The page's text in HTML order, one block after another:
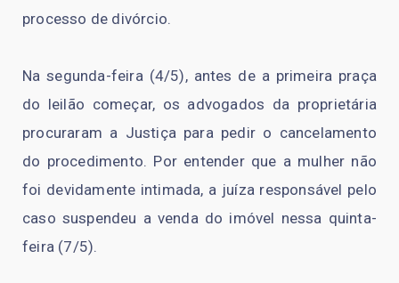
processo de divórcio.
Na segunda-feira (4/5), antes de a primeira praça
do leilão começar, os advogados da proprietária
procuraram a Justiça para pedir o cancelamento
do procedimento. Por entender que a mulher não
foi devidamente intimada, a juíza responsável pelo
caso suspendeu a venda do imóvel nessa quinta-
feira (7/5).